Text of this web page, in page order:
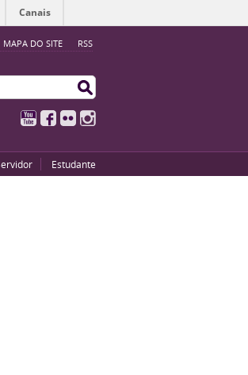
MAPA DO SITE RSS
Canais
YouTubeFacebook
Flickr
Estudante